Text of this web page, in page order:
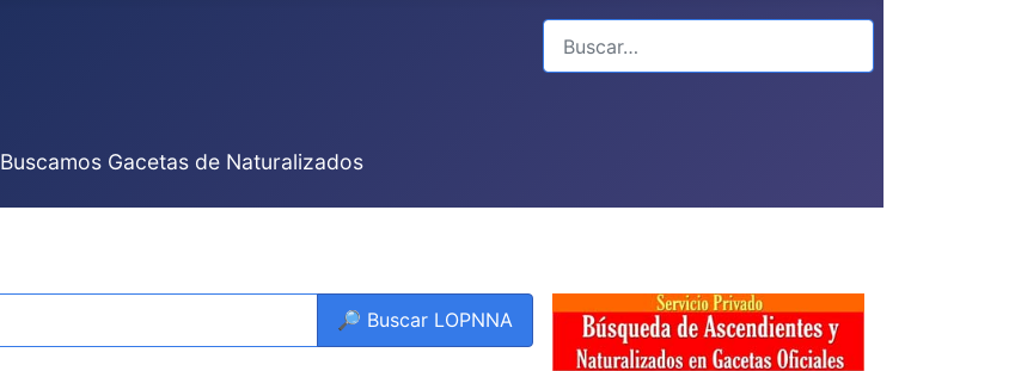
Buscamos Gacetas de Naturalizados
🔎 Buscar LOPNNA